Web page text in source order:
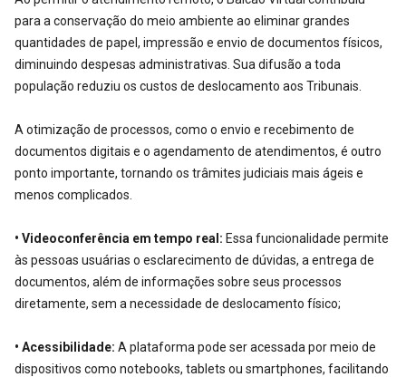
para a conservação do meio ambiente ao eliminar grandes
quantidades de papel, impressão e envio de documentos físicos,
diminuindo despesas administrativas. Sua difusão a toda
população reduziu os custos de deslocamento aos Tribunais.
A otimização de processos, como o envio e recebimento de
documentos digitais e o agendamento de atendimentos, é outro
ponto importante, tornando os trâmites judiciais mais ágeis e
menos complicados.
• Videoconferência em tempo real: Essa funcionalidade permite
às pessoas usuárias o esclarecimento de dúvidas, a entrega de
documentos, além de informações sobre seus processos
diretamente, sem a necessidade de deslocamento físico;
• Acessibilidade: A plataforma pode ser acessada por meio de
dispositivos como notebooks, tablets ou smartphones, facilitando